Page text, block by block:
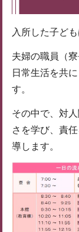
入所した子ど
夫婦の職員（
日常生活を共
す。
その中で、対
さを学び、責
導します。